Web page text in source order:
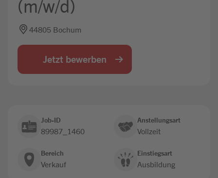
(m/w/d)
44805 Bochum
Jetzt bewerben
Job-ID
89987_1460
Anstellungsart
Vollzeit
Bereich
Verkauf
Einstiegsart
Ausbildung